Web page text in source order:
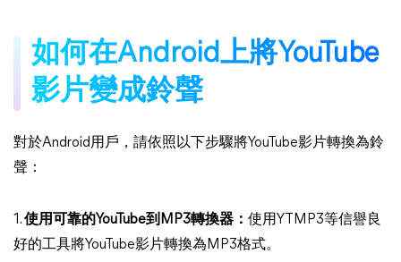
如何在Android上將YouTube
影片變成鈴聲
對於Android用戶，請依照以下步驟將YouTube影片轉換為鈴
聲：
1.使用可靠的YouTube到MP3轉換器： 使用YTMP3等信譽良
好的工具將YouTube影片轉換為MP3格式。